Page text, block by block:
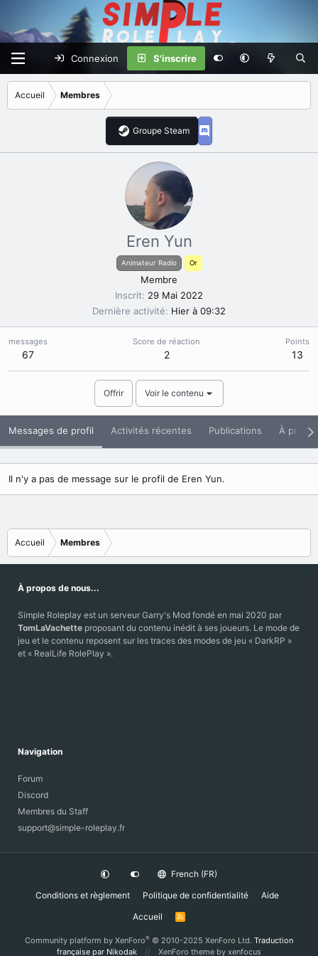
Connexion S'inscrire
Accueil Membres
Groupe Steam
Eren Yun
Animateur Radio Or
Membre
Inscrit
29 Mai 2022
Dernière activité
Hier à 09:32
messages
67
Score de réaction
2
Points
13
Offrir Voir le contenu
Messages de profil Activités récentes Publications À
Il n'y a pas de message sur le profil de Eren Yun.
Accueil Membres
À propos de nous...
Simple Roleplay est un serveur Garry's Mod fondé en mai 2020 par
TomLaVachette proposant du contenu inédit à ses joueurs. Le mode de
jeu et le contenu reposent sur les traces des modes de jeu « DarkRP »
et « RealLife RolePlay ».
Navigation
Forum
Discord
Membres du Staff
support@simple-roleplay.fr
French (FR)
Conditions et règlement
Politique de confidentialité
Aide
Accueil
R
Community platform by XenForo® © 2010-2025 XenForo Ltd. Traduction
française par Nikodak
XenForo theme by xenfocus